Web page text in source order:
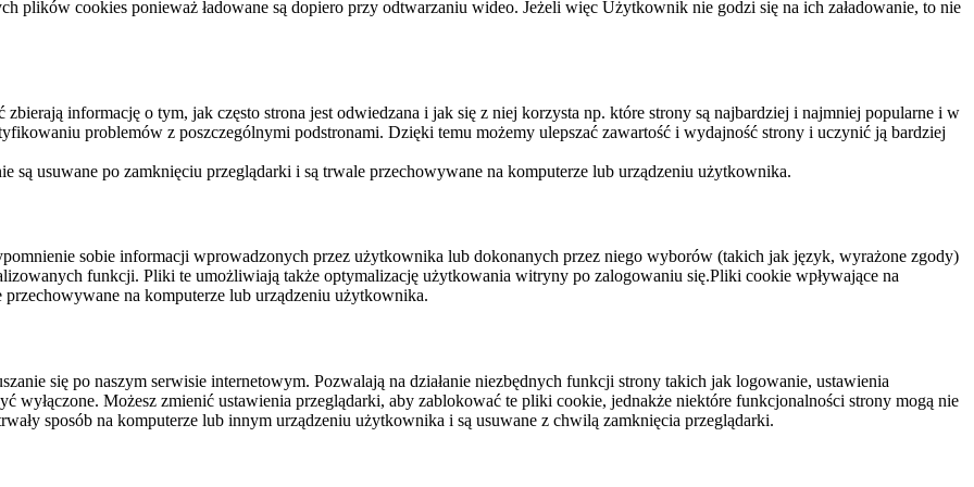
plików cookies ponieważ ładowane są dopiero przy odtwarzaniu wideo. Jeżeli więc Użytkownik nie godzi się na ich załadowanie, to nie
informację o tym, jak często strona jest odwiedzana i jak się z niej korzysta np. które strony są najbardziej i najmniej popularne i w
problemów z poszczególnymi podstronami. Dzięki temu możemy ulepszać zawartość i wydajność strony i uczynić ją bardziej
są usuwane po zamknięciu przeglądarki i są trwale przechowywane na komputerze lub urządzeniu użytkownika.
sobie informacji wprowadzonych przez użytkownika lub dokonanych przez niego wyborów (takich jak język, wyrażone zgody)
funkcji. Pliki te umożliwiają także optymalizację użytkowania witryny po zalogowaniu się.Pliki cookie wpływające na
na komputerze lub urządzeniu użytkownika.
się po naszym serwisie internetowym. Pozwalają na działanie niezbędnych funkcji strony takich jak logowanie, ustawienia
wyłączone. Możesz zmienić ustawienia przeglądarki, aby zablokować te pliki cookie, jednakże niektóre funkcjonalności strony mogą nie
sposób na komputerze lub innym urządzeniu użytkownika i są usuwane z chwilą zamknięcia przeglądarki.